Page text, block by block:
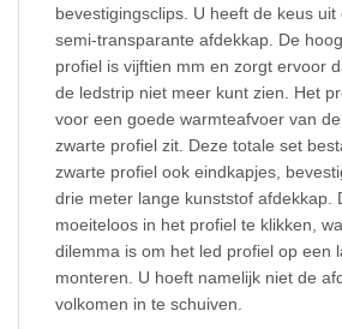
bevestigingsclips. U heeft de keus
semi-transparante afdekkap. De
profiel is vijftien mm en zorgt ervoor
de ledstrip niet meer kunt zien. Het
voor een goede warmteafvoer van
zwarte profiel zit. Deze totale set
zwarte profiel ook eindkapjes,
drie meter lange kunststof afdekkap.
moeiteloos in het profiel te klikken,
dilemma is om het led profiel op een
monteren. U hoeft namelijk niet de
volkomen in te schuiven.